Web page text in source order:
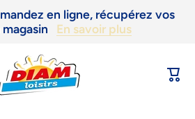
contenuen ligne, récupérez vos
En savoir plus